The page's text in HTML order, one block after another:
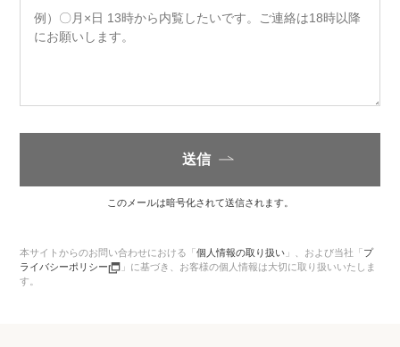
送信
このメールは暗号化されて送信されます。
本サイトからのお問い合わせにおける「個人情報の取り扱い 」、 および当社「プ
ライバシーポリシー
」に基づき、お客様の個人情報は大切に取り扱いいたしま
す。